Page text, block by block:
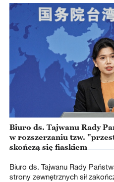
Biuro ds. Tajwanu Rady
w rozszerzaniu tzw.
skończą się fiaskiem
Biuro ds. Tajwanu Rady
strony zewnętrznych sił